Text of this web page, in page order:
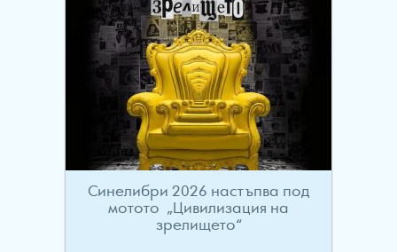
Синелибри 2026 настъпва под
мотото „Цивилизация на
зрелището“